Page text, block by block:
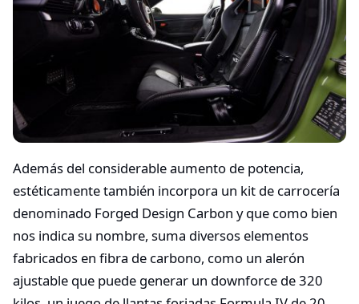
Además del considerable aumento de potencia,
estéticamente también incorpora un kit de carrocería
denominado Forged Design Carbon y que como bien
nos indica su nombre, suma diversos elementos
fabricados en fibra de carbono, como un alerón
ajustable que puede generar un downforce de 320